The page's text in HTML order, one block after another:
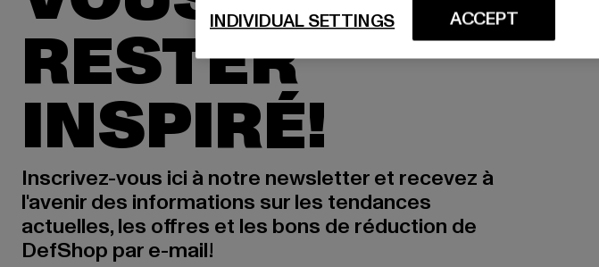
RESTER
INSPIRÉ!
Inscrivez-vous ici à notre newsletter et recevez à
l'avenir des informations sur les tendances
actuelles, les offres et les bons de réduction de
DefShop par e-mail!
ACCEPT
INDIVIDUAL SETTINGS